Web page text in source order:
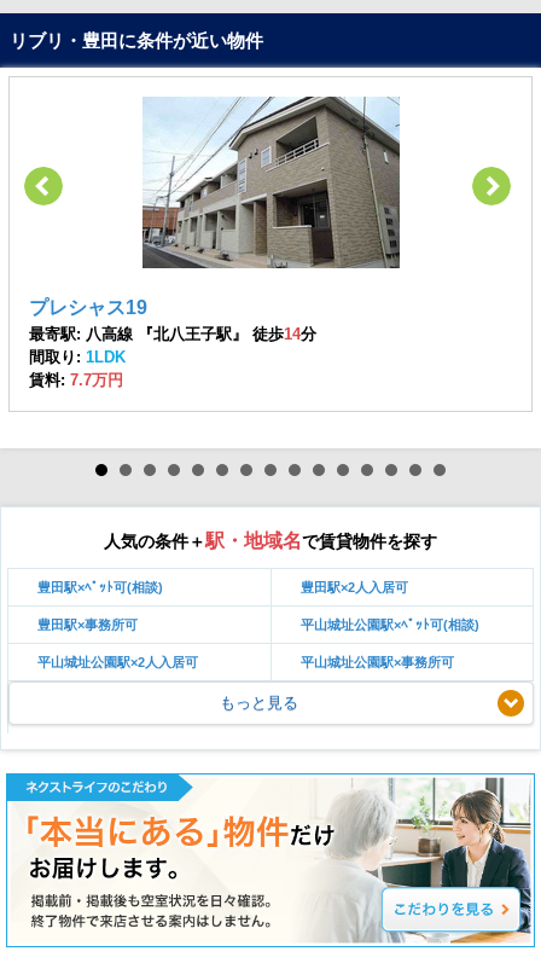
リブリ・豊田に条件が近い物件
プレシャス19
最寄駅: 八高線 『北八王子駅』 徒歩14分
間取り: 1LDK
賃料: 7.7万円
人気の条件＋駅・地域名で賃貸物件を探す
豊田駅×ﾍﾟｯﾄ可(相談) 豊田駅×2人入居可
豊田駅×事務所可 平山城址公園駅×ﾍﾟｯﾄ可(相談)
平山城址公園駅×2人入居可 平山城址公園駅×事務所可
もっと見る